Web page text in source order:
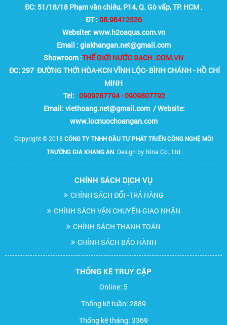
ĐC: 51/18/18 Phạm văn chiêu, P14, Q. Gò vấp, TP. HCM .
ĐT : 08.98412526
Websiter: www.h2oaqua.com.vn
Email : giakhangan.net@gmail.com
Showroom :THẾ GIỚI NƯỚC SẠCH .COM.VN
ĐC: 297 ĐƯỜNG THỚI HÒA-KCN VĨNH LỘC- BÌNH CHÁNH - HỒ CHÍ
MINH
Tel: 0909287794 - 0909807792
Email: viethoang.net@gmail.com / Website:
www.locnuochoangan.com
Copyright © 2018 CÔNG TY TNHH ĐẦU TƯ PHÁT TRIỂN CÔNG NGHỆ MÔI
TRƯỜNG GIA KHANG AN . Design by Nina Co., Ltd
CHÍNH SÁCH DỊCH VỤ
CHÍNH SÁCH ĐỔI -TRẢ HÀNG
CHÍNH SÁCH VẬN CHUYỂN-GIAO NHẬN
CHÍNH SÁCH THANH TOÁN
CHÍNH SÁCH BẢO HÀNH
THỐNG KÊ TRUY CẬP
Online: 5
Thống kê tuần: 2889
Thống kê tháng: 3369